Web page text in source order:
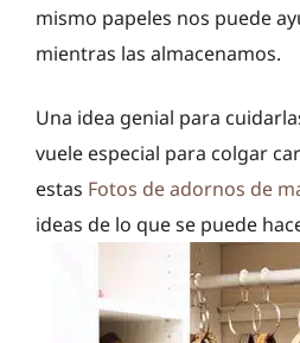
mismo papeles nos puede
mientras las almacenamos.
Una idea genial para
vuele especial para colgar
estas Fotos de adornos de
ideas de lo que se puede